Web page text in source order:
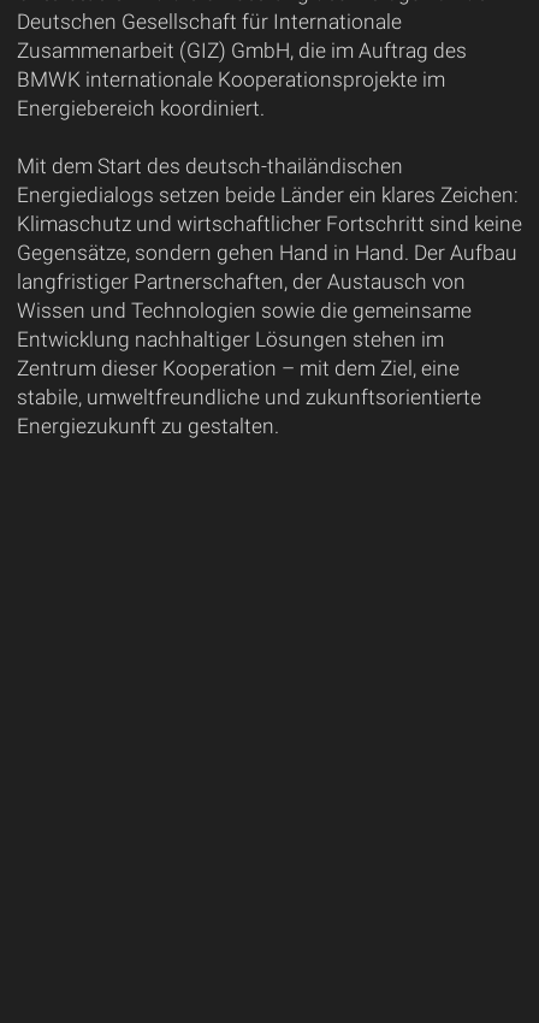
Deutschen Gesellschaft für Internationale
Zusammenarbeit (GIZ) GmbH, die im Auftrag des
BMWK internationale Kooperationsprojekte im
Energiebereich koordiniert.
Mit dem Start des deutsch-thailändischen
Energiedialogs setzen beide Länder ein klares Zeichen:
Klimaschutz und wirtschaftlicher Fortschritt sind keine
Gegensätze, sondern gehen Hand in Hand. Der Aufbau
langfristiger Partnerschaften, der Austausch von
Wissen und Technologien sowie die gemeinsame
Entwicklung nachhaltiger Lösungen stehen im
Zentrum dieser Kooperation – mit dem Ziel, eine
stabile, umweltfreundliche und zukunftsorientierte
Energiezukunft zu gestalten.